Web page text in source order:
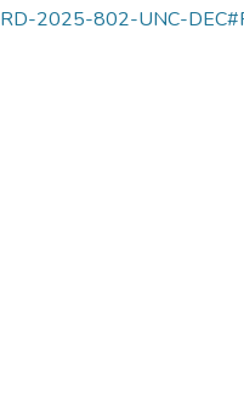
RD-2025-802-UNC-